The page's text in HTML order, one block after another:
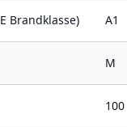
Brandklasse) A1
M
100